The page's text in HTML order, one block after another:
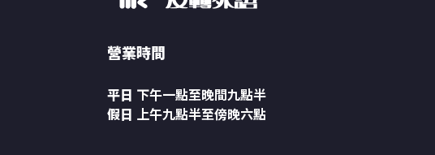
營業時間
平日 下午一點至晚間九點半
假日 上午九點半至傍晚六點